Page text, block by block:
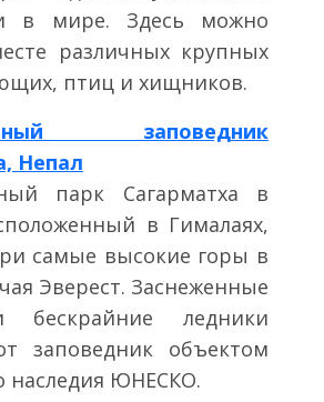
в мире. Здесь можно
различных крупных
птиц и хищников.
заповедник
Непал
парк Сагарматха в
в Гималаях,
самые высокие горы в
Эверест. Заснеженные
ледники
заповедник объектом
наследия ЮНЕСКО.